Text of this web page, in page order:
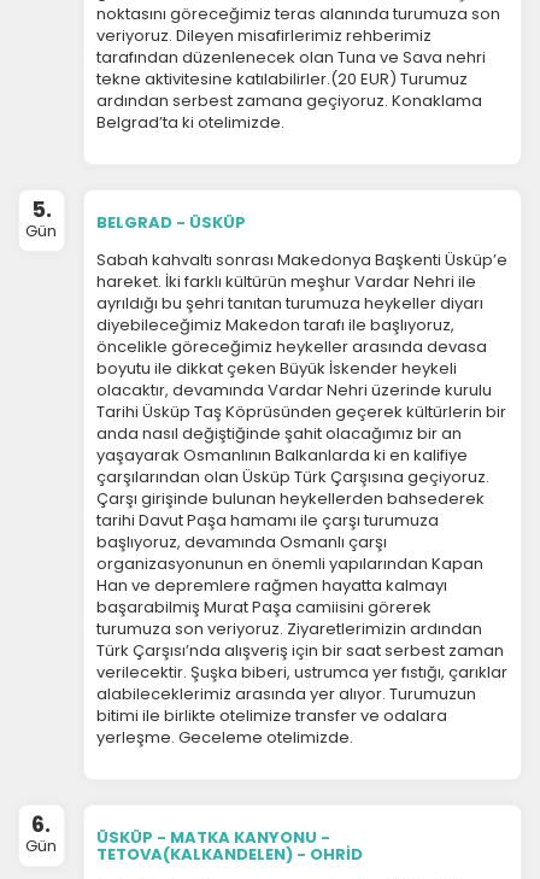
ÇEREZ KULLANIM AYARLARINIZ
Çerez tercihlerinizi
kullanımvegizlilik koşullarını
Zorunlu Çerezler HER ZAMAN AKTIF
Oturum yönetimi, güvenlik ve temel site işlevleri için
gereklidir. Bu çerezler olmadan site düzgün çalışmaz
ve devre dışı bırakılamaz.
İstatistik Çerezleri
Ziyaretçilerin siteyi nasıl kullandığını anonim olarak
ölçeriz. Hangi sayfaların popüler olduğunu ve
kullanıcıların nerede zorluk yaşadığını anlamamıza
yardımcı olur.
Pazarlama Çerezleri
noktasını göreceğimiz teras alanında turumuza son
veriyoruz. Dileyen misafirlerimiz rehberimiz
tarafından düzenlenecek olan Tuna ve Sava nehri
tekne aktivitesine katılabilirler.(20 EUR) Turumuz
ardından serbest zamana geçiyoruz. Konaklama
Belgrad’ta ki otelimizde.
5.
Gün
BELGRAD - ÜSKÜP
Sabah kahvaltı sonrası Makedonya Başkenti Üsküp’e
hareket. İki farklı kültürün meşhur Vardar Nehri ile
ayrıldığı bu şehri tanıtan turumuza heykeller diyarı
diyebileceğimiz Makedon tarafı ile başlıyoruz,
öncelikle göreceğimiz heykeller arasında devasa
boyutu ile dikkat çeken Büyük İskender heykeli
olacaktır, devamında Vardar Nehri üzerinde kurulu
Tarihi Üsküp Taş Köprüsünden geçerek kültürlerin bir
anda nasıl değiştiğinde şahit olacağımız bir an
yaşayarak Osmanlının Balkanlarda ki en kalifiye
çarşılarından olan Üsküp Türk Çarşısına geçiyoruz.
Çarşı girişinde bulunan heykellerden bahsederek
tarihi Davut Paşa hamamı ile çarşı turumuza
başlıyoruz, devamında Osmanlı çarşı
organizasyonunun en önemli yapılarından Kapan
Han ve depremlere rağmen hayatta kalmayı
başarabilmiş Murat Paşa camiisini görerek
turumuza son veriyoruz. Ziyaretlerimizin ardından
Türk Çarşısı’nda alışveriş için bir saat serbest zaman
verilecektir. Şuşka biberi, ustrumca yer fıstığı, çarıklar
alabileceklerimiz arasında yer alıyor. Turumuzun
bitimi ile birlikte otelimize transfer ve odalara
yerleşme. Geceleme otelimizde.
6.
Gün ÜSKÜP - MATKA KANYONU -
TETOVA(KALKANDELEN) - OHRİD